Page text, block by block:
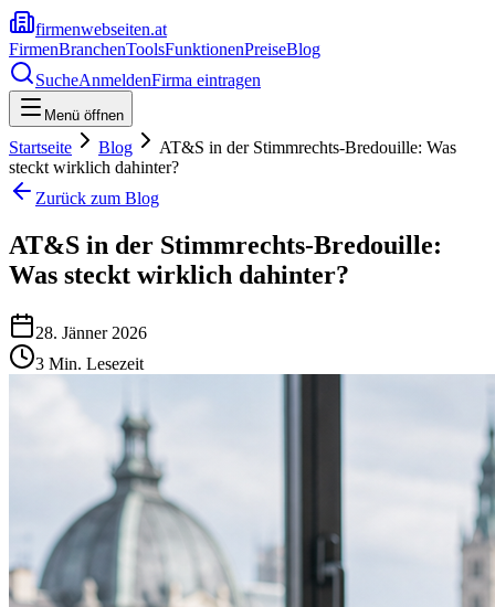
firmenwebseiten.at
FirmenBranchenToolsFunktionenPreiseBlog
SucheAnmeldenFirma eintragen
Menü öffnen
Startseite Blog
AT&S in der Stimmrechts-Bredouille: Was
steckt wirklich dahinter?
Zurück zum Blog
AT&S in der Stimmrechts-Bredouille:
Was steckt wirklich dahinter?
28. Jänner 2026
3 Min. Lesezeit